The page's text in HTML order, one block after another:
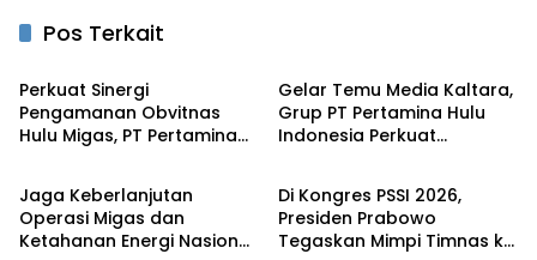
Pos Terkait
Nasional
Perkuat Sinergi
Pengamanan Obvitnas
Hulu Migas, PT Pertamina
Pangkalan TNI AL
Balikpapan
Gelar Temu Media Kaltara,
Grup PT Pertamina Hulu
Indonesia Perkuat
Nasional
Jaga Keberlanjutan
Operasi Migas dan
Ketahanan Energi Nasional,
Nasional
Di Kongres PSSI 2026,
Presiden Prabowo
Tegaskan Mimpi Timnas ke
Nasional Nasional